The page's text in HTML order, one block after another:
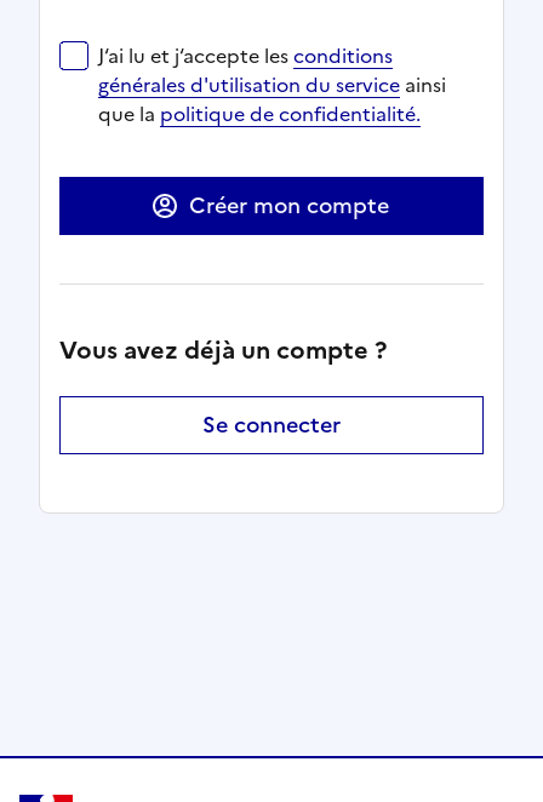
J‘ai lu et j‘accepte lesconditions générales
Ouverture dans un nouvel onglet
Ouverture dans un nouvel onglet
J‘ai lu et j‘accepte lesconditions
générales d'utilisation du service
Ouverture dans un nouvel onglet
ainsi
que la politique de confidentialité.
Créer mon compte
Vous avez déjà un compte ?
Se connecter